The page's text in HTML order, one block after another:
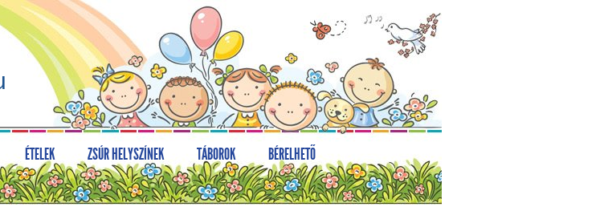
ÉTELEK ZSÚR HELYSZÍNEK TÁBOROK BÉRELHETŐ